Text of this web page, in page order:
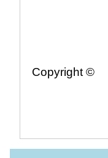
Copyright ©